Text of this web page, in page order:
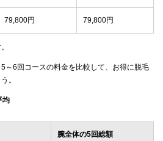
79,800円 79,800円
～6回コースの料金を比較して、お得に脱毛
。
均
腕全体の5回総額